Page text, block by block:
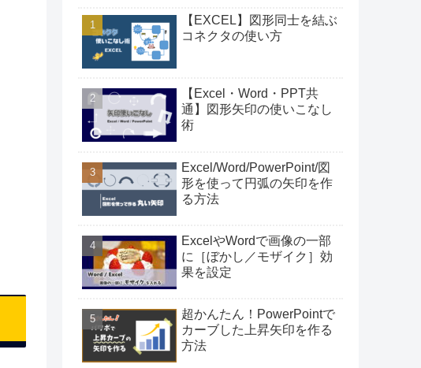
【EXCEL】図形同士を結ぶ
コネクタの使い方
【Excel・Word・PPT共
通】図形矢印の使いこなし
術
Excel/Word/PowerPoint/図
形を使って円弧の矢印を作
る方法
ExcelやWordで画像の一部
に［ぼかし／モザイク］効
果を設定
超かんたん！PowerPointで
カーブした上昇矢印を作る
方法